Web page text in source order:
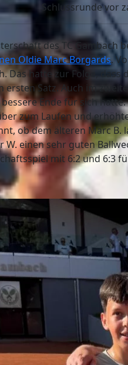
Schlussrunde vor
des TC
Oldie Marc Borgards.
Das hatte zur Folge,
ersten Satz. Auch im
Ende für sich
zum Laufen und
ob dem älteren Marc
W. einen sehr guten
mit 6:2 und 6:3